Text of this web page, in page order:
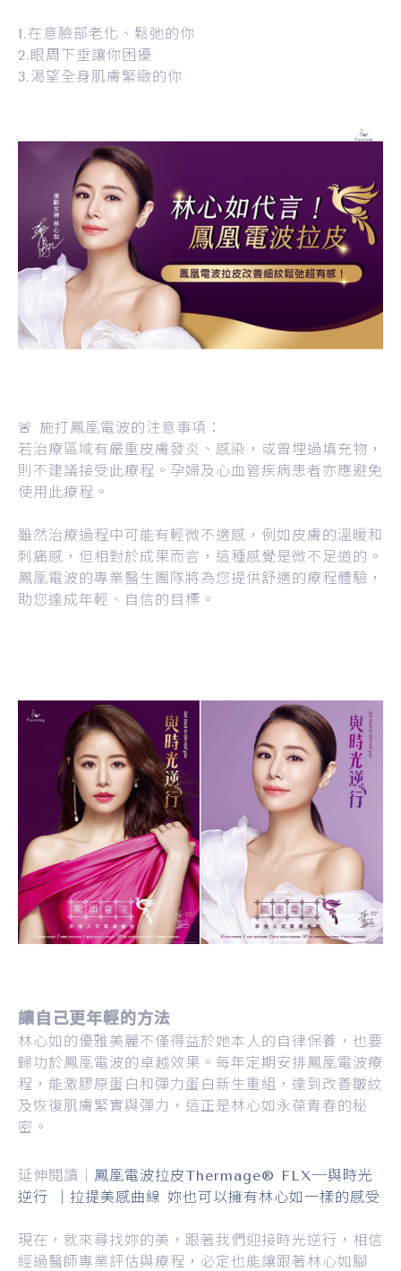
1.在意臉部老化、鬆弛的你
2.眼周下垂讓你困擾
3.渴望全身肌膚緊緻的你
🚨 施打鳳凰電波的注意事項：
若治療區域有嚴重皮膚發炎、感染，或曾埋過填充物，
則不建議接受此療程。孕婦及心血管疾病患者亦應避免
使用此療程。
雖然治療過程中可能有輕微不適感，例如皮膚的溫暖和
刺痛感，但相對於成果而言，這種感覺是微不足道的。
鳳凰電波的專業醫生團隊將為您提供舒適的療程體驗，
助您達成年輕、自信的目標。
讓自己更年輕的方法
林心如的優雅美麗不僅得益於她本人的自律保養，也要
歸功於鳳凰電波的卓越效果。每年定期安排鳳凰電波療
程，能激膠原蛋白和彈力蛋白新生重組，達到改善皺紋
及恢復肌膚緊實與彈力，這正是林心如永葆青春的秘
密。
延伸閱讀｜ 鳳凰電波拉皮Thermage® FLX─與時光
逆行 ｜拉提美感曲線 妳也可以擁有林心如一樣的感受
現在，就來尋找妳的美，跟著我們迎接時光逆行，相信
經過醫師專業評估與療程，必定也能讓跟著林心如腳